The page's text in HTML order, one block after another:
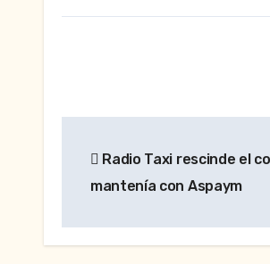
de Radio Taxi rescinde el
mantenía con Aspaym